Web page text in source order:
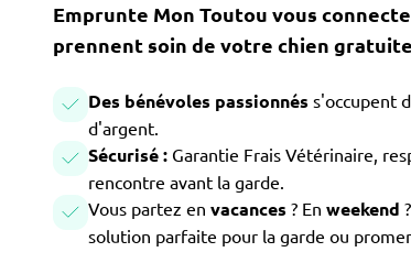
Emprunte Mon Toutou vous
prennent soin de votre chien
Des bénévoles passionnés s'occupent
d'argent.
Sécurisé : Garantie Frais Vétérinaire,
rencontre avant la garde.
Vous partez en vacances ? En weekend
solution parfaite pour la garde ou